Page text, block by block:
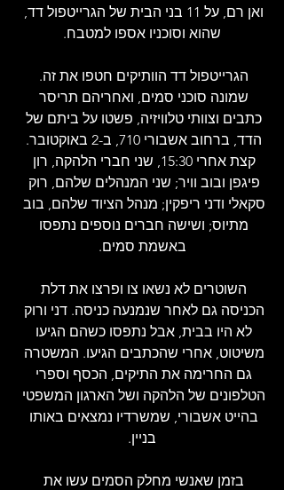
ואן רם, על 11 בני הבית של הגרייטפול דד,
שהוא וסוכניו אספו למטבח.
הגרייטפול דד הוותיקים חטפו את זה.
שמונה סוכני סמים, ואחריהם תריסר
כתבים וצוותי טלוויזיה, פשטו על ביתם של
הדד, ברחוב אשבורי 710, ב-2 באוקטובר.
קצת אחרי 15:30, שני חברי הלהקה, רון
פיגפן ובוב וויר; שני המנהלים שלהם, רוק
סקאלי ודני ריפקין; מנהל הציוד שלהם, בוב
מתיוס; ושישה חברים נוספים נתפסו
באשמת סמים.
השוטרים לא נשאו צו ופרצו את דלת
הכניסה גם לאחר שנמנעה כניסה. דני ורוק
לא היו בבית, אבל נתפסו כשהם הגיעו
משיטוט, אחרי שהכתבים הגיעו. המשטרה
גם החרימה את התיקים, הכסף וספרי
הטלפונים של הלהקה ושל הארגון המשפטי
בהייט אשבורי, שמשרדיו נמצאים באותו
בניין.
בזמן שאנשי מחלק הסמים עשו את